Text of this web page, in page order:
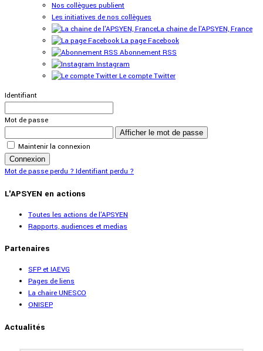
Nos collègues publient
Les initiatives de nos collègues
La chaine de l'APSYEN, France
La page Facebook
Abonnement RSS
Instagram
Le compte Twitter
Identifiant
Mot de passe
Afficher le mot de passe
Maintenir la connexion
Connexion
Mot de passe perdu ?Identifiant perdu ?
L'APSYEN en actions
Toutes les actions de l'APSYEN
Rapports, audiences et medias
Partenaires
SFP et IAEVG
Pages de liens
La chaire UNESCO
ONISEP
Actualités